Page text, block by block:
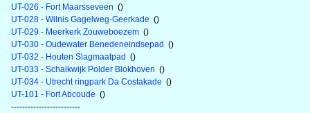
UT-026 - Fort Maarsseveen ()
UT-028 - Wilnis Gagelweg-Geerkade ()
UT-029 - Meerkerk Zouweboezem ()
UT-030 - Oudewater Benedeneindsepad ()
UT-032 - Houten Slagmaatpad ()
UT-033 - Schalkwijk Polder Blokhoven ()
UT-034 - Utrecht ringpark Da Costakade ()
UT-101 - Fort Abcoude ()
-------------------------